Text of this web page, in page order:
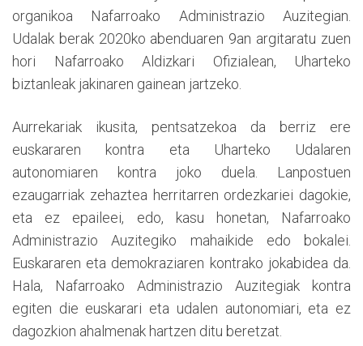
organikoa Nafarroako Administrazio Auzitegian.
Udalak berak 2020ko abenduaren 9an argitaratu zuen
hori Nafarroako Aldizkari Ofizialean, Uharteko
biztanleak jakinaren gainean jartzeko.
Aurrekariak ikusita, pentsatzekoa da berriz ere
euskararen kontra eta Uharteko Udalaren
autonomiaren kontra joko duela. Lanpostuen
ezaugarriak zehaztea herritarren ordezkariei dagokie,
eta ez epaileei, edo, kasu honetan, Nafarroako
Administrazio Auzitegiko mahaikide edo bokalei.
Euskararen eta demokraziaren kontrako jokabidea da.
Hala, Nafarroako Administrazio Auzitegiak kontra
egiten die euskarari eta udalen autonomiari, eta ez
dagozkion ahalmenak hartzen ditu beretzat.